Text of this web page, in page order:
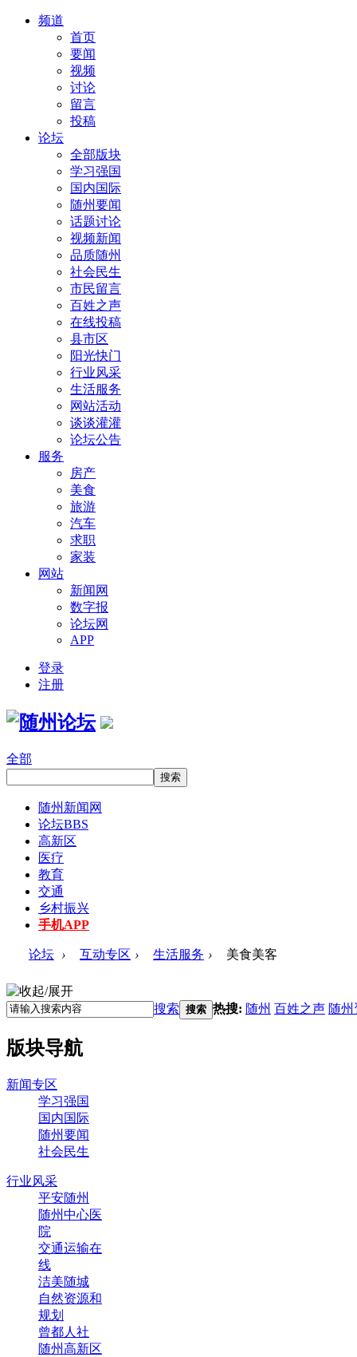
频道
首页
要闻
视频
讨论
留言
投稿
论坛
全部版块
学习强国
国内国际
随州要闻
话题讨论
视频新闻
品质随州
社会民生
市民留言
百姓之声
在线投稿
县市区
阳光快门
行业风采
生活服务
网站活动
谈谈灌灌
论坛公告
服务
房产
美食
旅游
汽车
求职
家装
网站
新闻网
数字报
论坛网
APP
登录
注册
全部
随州新闻网
论坛BBS
高新区
医疗
教育
交通
乡村振兴
手机APP
论坛 › 互动专区 › 生活服务 › 美食美客
搜索 搜索 热搜: 随州 百姓之声 随
版块导航
新闻专区
学习强国
国内国际
随州要闻
社会民生
行业风采
平安随州
随州中心医
院
交通运输在
线
洁美随城
自然资源和
规划
曾都人社
随州高新区